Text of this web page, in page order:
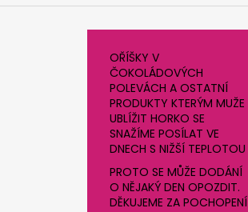
OŘÍŠKY V
ČOKOLÁDOVÝCH
POLEVÁCH A OSTATNÍ
PRODUKTY KTERÝM MUŽE
UBLÍŽIT HORKO SE
SNAŽÍME POSÍLAT VE
DNECH S NIŽŠÍ TEPLOTOU
PROTO SE MŮŽE DODÁNÍ
O NĚJAKÝ DEN OPOZDIT.
DĚKUJEME ZA POCHOPENÍ